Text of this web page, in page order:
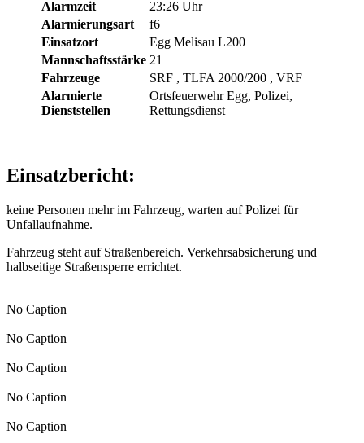
Alarmzeit
23:26 Uhr
Alarmierungsart
f6
Einsatzort
Egg Melisau L200
Mannschaftsstärke 21
Fahrzeuge
SRF , TLFA 2000/200 , VRF
Alarmierte
Dienststellen
Ortsfeuerwehr Egg, Polizei,
Rettungsdienst
Einsatzbericht:
keine Personen mehr im Fahrzeug, warten auf Polizei für
Unfallaufnahme.
Fahrzeug steht auf Straßenbereich. Verkehrsabsicherung und
halbseitige Straßensperre errichtet.
No Caption
No Caption
No Caption
No Caption
No Caption